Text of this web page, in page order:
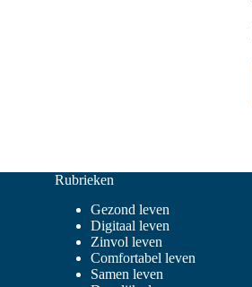
Rubrieken
Gezond leven
Digitaal leven
Zinvol leven
Comfortabel leven
Samen leven